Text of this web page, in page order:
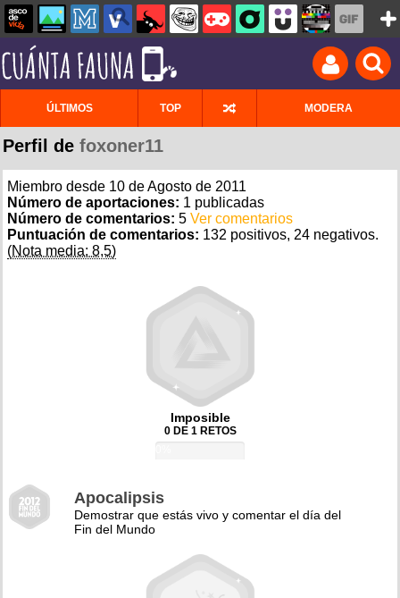
ÚLTIMOS TOP MODERA
Perfil de foxoner11
Miembro desde 10 de Agosto de 2011
Número de aportaciones: 1 publicadas
Número de comentarios: 5 Ver comentarios
Puntuación de comentarios: 132 positivos, 24 negativos.
(Nota media: 8,5)
Imposible
0 DE 1 RETOS
Apocalipsis
Demostrar que estás vivo y comentar el día del
Fin del Mundo